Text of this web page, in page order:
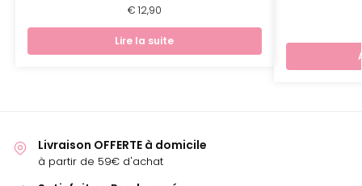
€ 12,90
Lire la suite
Livraison OFFERTE à domicile
à partir de 59€ d'achat